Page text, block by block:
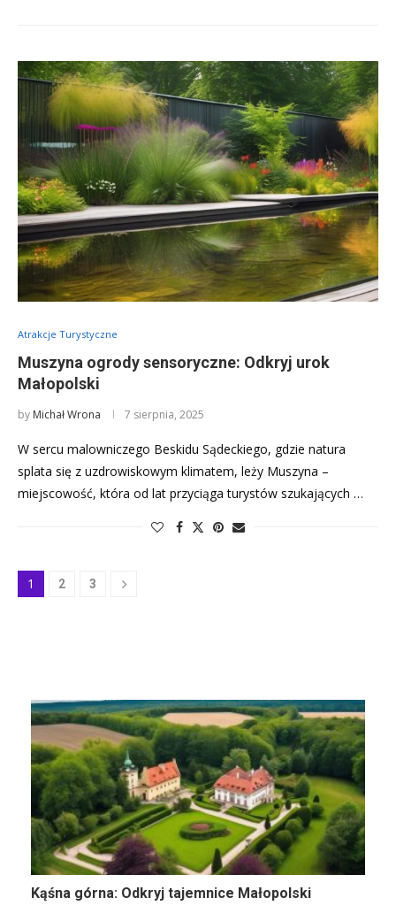
Atrakcje Turystyczne
Muszyna ogrody sensoryczne: Odkryj urok
Małopolski
by Michał Wrona 7 sierpnia, 2025
W sercu malowniczego Beskidu Sądeckiego, gdzie natura
splata się z uzdrowiskowym klimatem, leży Muszyna –
miejscowość, która od lat przyciąga turystów szukających …
1 2 3
Kąśna górna: Odkryj tajemnice Małopolski